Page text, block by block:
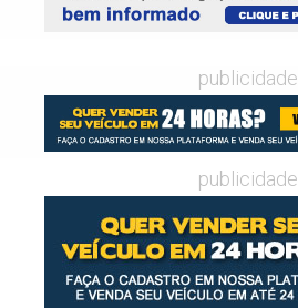
publicidade
publicidade